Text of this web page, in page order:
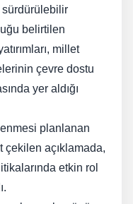
sürdürülebilir
belirtilen
millet
çevre dostu
yer aldığı
planlanan
çekilen açıklamada,
etkin rol